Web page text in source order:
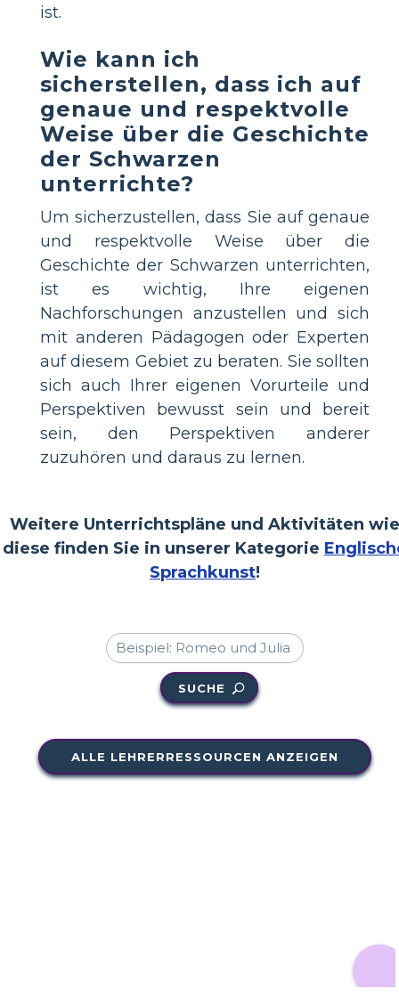
ist.
Wie kann ich
sicherstellen, dass ich auf
genaue und respektvolle
Weise über die Geschichte
der Schwarzen
unterrichte?
Um sicherzustellen, dass Sie auf genaue
und respektvolle Weise über die
Geschichte der Schwarzen unterrichten,
ist es wichtig, Ihre eigenen
Nachforschungen anzustellen und sich
mit anderen Pädagogen oder Experten
auf diesem Gebiet zu beraten. Sie sollten
sich auch Ihrer eigenen Vorurteile und
Perspektiven bewusst sein und bereit
sein, den Perspektiven anderer
zuzuhören und daraus zu lernen.
Weitere Unterrichtspläne und Aktivitäten wie
diese finden Sie in unserer Kategorie
Sprachkunst!
SUCHE
ALLE LEHRERRESSOURCEN ANZEIGEN